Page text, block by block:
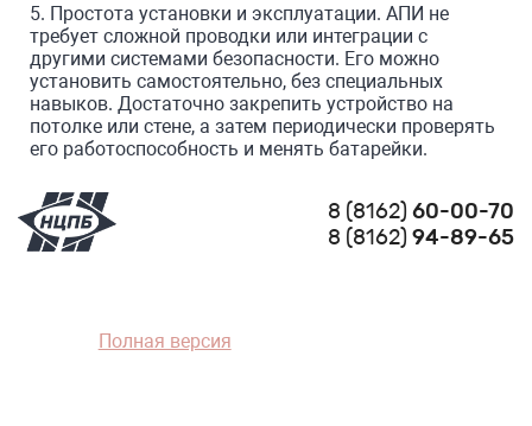
5. Простота установки и эксплуатации. АПИ не
требует сложной проводки или интеграции с
другими системами безопасности. Его можно
установить самостоятельно, без специальных
навыков. Достаточно закрепить устройство на
потолке или стене, а затем периодически проверять
его работоспособность и менять батарейки.
8 (8162)60-00-70
8 (8162)94-89-65
Полная версия